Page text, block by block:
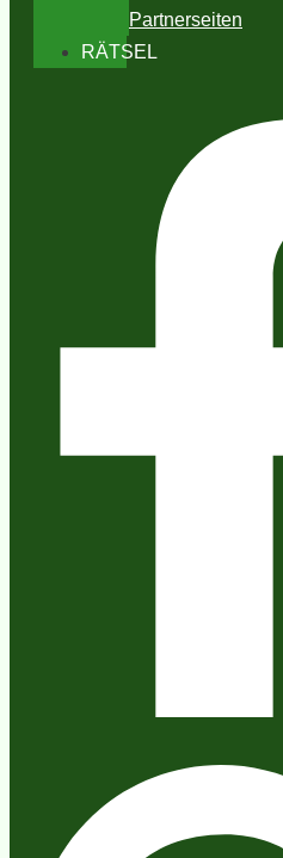
Partnerseiten
RÄTSEL